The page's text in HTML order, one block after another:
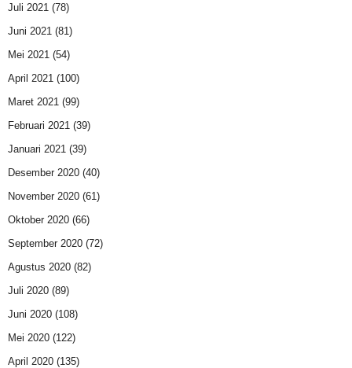
Juli 2021 (78)
Juni 2021 (81)
Mei 2021 (54)
April 2021 (100)
Maret 2021 (99)
Februari 2021 (39)
Januari 2021 (39)
Desember 2020 (40)
November 2020 (61)
Oktober 2020 (66)
September 2020 (72)
Agustus 2020 (82)
Juli 2020 (89)
Juni 2020 (108)
Mei 2020 (122)
April 2020 (135)